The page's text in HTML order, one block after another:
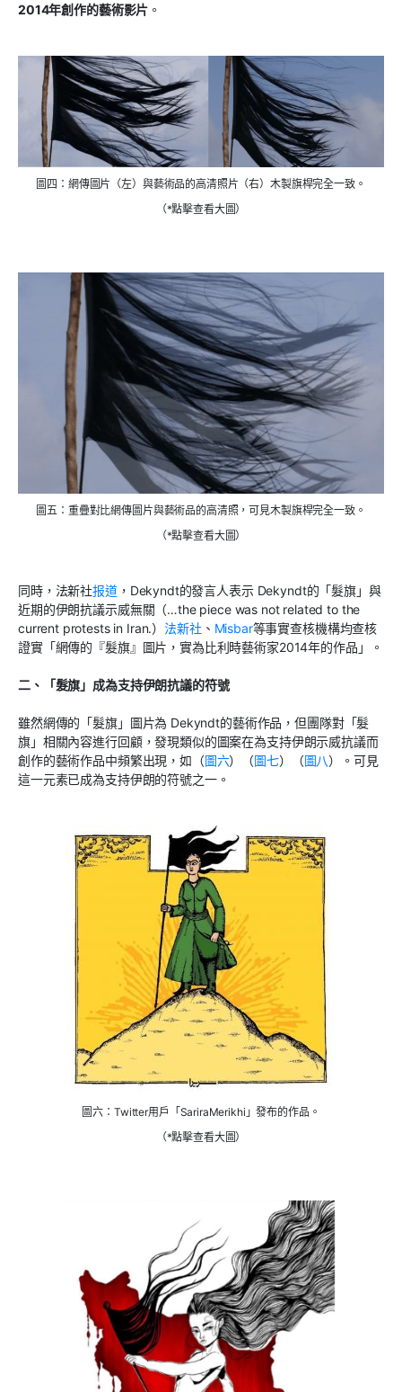
2014年創作的藝術影片 。
圖四：網傳圖片（左）與藝術品的高清照片（右）木製旗桿完全一致。
（*點擊查看大圖）
圖五：重疊對比網傳圖片與藝術品的高清照，可見木製旗桿完全一致。
（*點擊查看大圖）
同時，法新社报道，Dekyndt的發言人表示 Dekyndt的「髮旗」與
近期的伊朗抗議示威無關（…the piece was not related to the
current protests in Iran.） 法新社、 Misbar等事實查核機構均查核
證實「網傳的『髮旗』圖片，實為比利時藝術家2014年的作品」。
二、「髮旗」成為支持伊朗抗議的符號
雖然網傳的「髮旗」圖片為 Dekyndt的藝術作品，但團隊對「髮
旗」相關內容進行回顧，發現類似的圖案在為支持伊朗示威抗議而
創作的藝術作品中頻繁出現，如（圖六）（圖七）（圖八）。可見
這一元素已成為支持伊朗的符號之一。
圖六：Twitter用戶「SariraMerikhi」發布的作品。
（*點擊查看大圖）